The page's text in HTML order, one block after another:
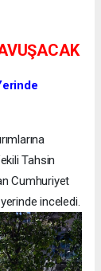
Tahsin
Cumhuriyet
inceledi.